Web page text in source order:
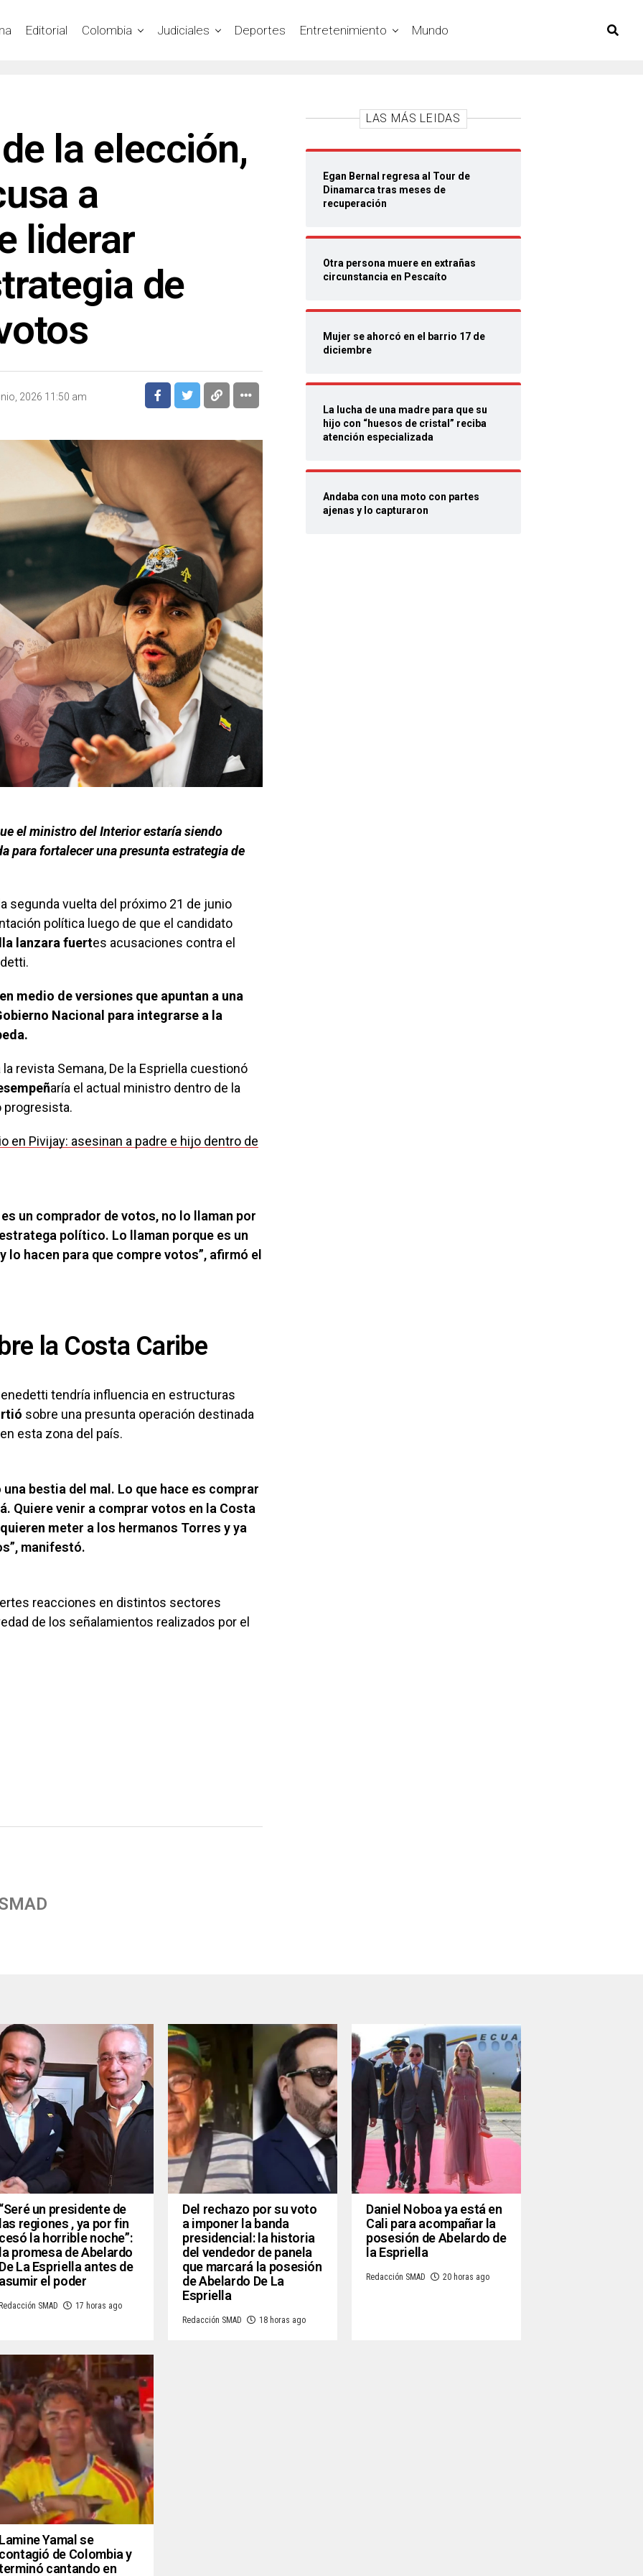
Editorial Colombia Judiciales Deportes Entretenimiento Mundo
la elección,
a
liderar
de
2026 11:50 am
el ministro del Interior estaría siendo
para fortalecer una presunta estrategia de
segunda vuelta del próximo 21 de junio
política luego de que el candidato
lanzara fuertes acusaciones contra el
medio de versiones que apuntan a una
Nacional para integrarse a la
revista Semana, De la Espriella cuestionó
aría el actual ministro dentro de la
progresista.
en Pivijay: asesinan a padre e hijo dentro de
un comprador de votos, no lo llaman por
político. Lo llaman porque es un
lo hacen para que compre votos”, afirmó el
la Costa Caribe
tendría influencia en estructuras
sobre una presunta operación destinada
esta zona del país.
bestia del mal. Lo que hace es comprar
Quiere venir a comprar votos en la Costa
meter a los hermanos Torres y ya
manifestó.
reacciones en distintos sectores
de los señalamientos realizados por el
LAS MÁS LEIDAS
Egan Bernal regresa al Tour de
Dinamarca tras meses de
recuperación
Otra persona muere en extrañas
circunstancia en Pescaíto
Mujer se ahorcó en el barrio 17 de
diciembre
La lucha de una madre para que su
hijo con “huesos de cristal” reciba
atención especializada
Andaba con una moto con partes
ajenas y lo capturaron
“Seré un presidente de
las regiones , ya por fin
cesó la horrible noche”:
la promesa de Abelardo
De La Espriella antes de
asumir el poder
Redacción SMAD 17 horas ago
Del rechazo por su voto
a imponer la banda
presidencial: la historia
del vendedor de panela
que marcará la posesión
de Abelardo De La
Espriella
Redacción SMAD 18 horas ago
Daniel Noboa ya está en
Cali para acompañar la
posesión de Abelardo de
la Espriella
Redacción SMAD 20 horas ago
Lamine Yamal se
contagió de Colombia y
cantando en